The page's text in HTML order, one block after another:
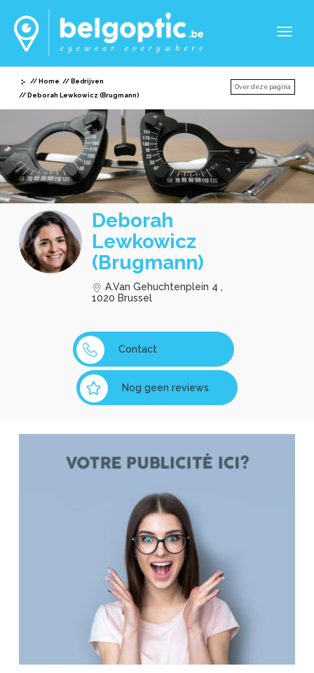
Home
Bedrijven
Deborah Lewkowicz (Brugmann)
Over deze pagina
Deborah
Lewkowicz
(Brugmann)
A.Van Gehuchtenplein 4 ,
1020 Brussel
Contact
Nog geen reviews